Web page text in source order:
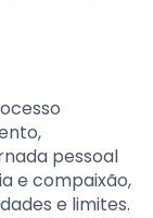
pessoal
e compaixão,
e limites.